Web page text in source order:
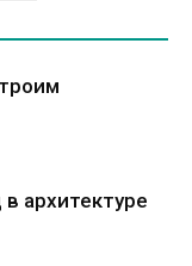
архитектуре